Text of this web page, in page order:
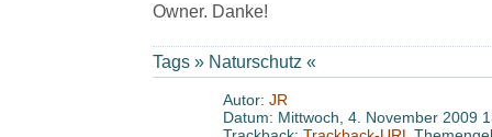
Owner. Danke!
Tags » Naturschutz «
Autor: JR
Datum: Mittwoch, 4. November 2009